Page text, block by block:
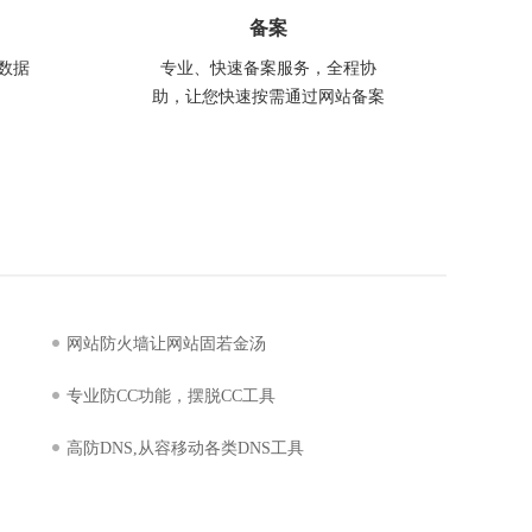
据
备案
专业、快速备案服务，全程协
助，让您快速按需通过网站备案
网站防火墙让网站固若金汤
专业防CC功能，摆脱CC工具
高防DNS,从容移动各类DNS工具